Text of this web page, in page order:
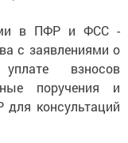
в ПФР и ФСС -
с заявлениями о
взносов
поручения и
консультаций